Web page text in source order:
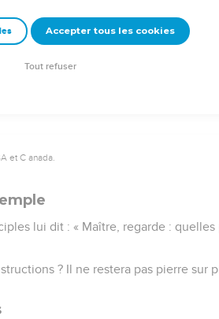
le tronc, tandis qu’elle, elle a
»
et C anada.
lui dit : « Maître, regarde :
? Il ne restera pas pierre sur
Accepter tous les cookies
Tout refuser